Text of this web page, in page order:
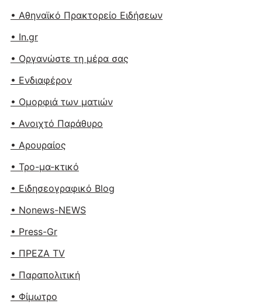
• Αθηναϊκό Πρακτορείο Ειδήσεων
• In.gr
• Οργανώστε τη μέρα σας
• Ενδιαφέρον
• Ομορφιά των ματιών
• Ανοιχτό Παράθυρο
• Αρουραίος
• Τρο-μα-κτικό
• Ειδησεογραφικό Blog
• Nonews-NEWS
• Press-Gr
• ΠΡΕΖΑ TV
• Παραπολιτική
• Φίμωτρο